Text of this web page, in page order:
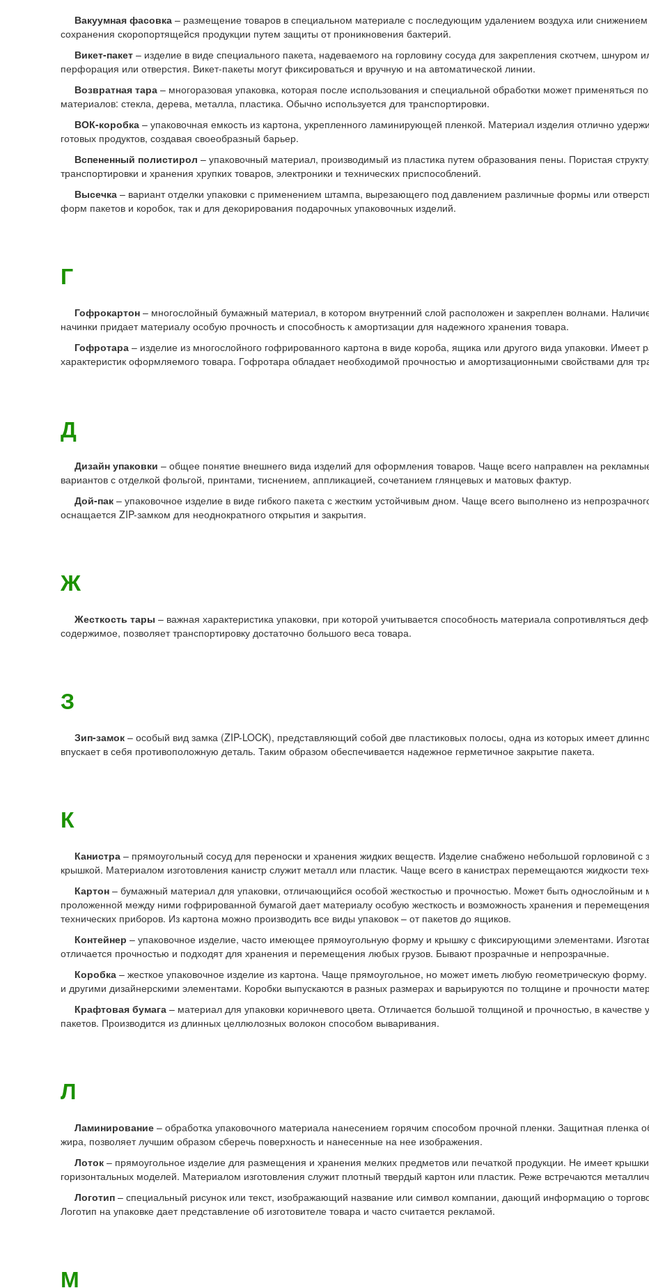
Вакуумная фасовка – размещение товаров в специальном материале с последующим удалением воздуха или
сохранения скоропортящейся продукции путем защиты от проникновения бактерий.
Викет-пакет – изделие в виде специального пакета, надеваемого на горловину сосуда для закрепления скотчем, шнуром
перфорация или отверстия. Викет-пакеты могут фиксироваться и вручную и на автоматической линии.
Возвратная тара – многоразовая упаковка, которая после использования и специальной обработки может применяться
материалов: стекла, дерева, металла, пластика. Обычно используется для транспортировки.
ВОК-коробка – упаковочная емкость из картона, укрепленного ламинирующей пленкой. Материал изделия отлично
готовых продуктов, создавая своеобразный барьер.
Вспененный полистирол – упаковочный материал, производимый из пластика путем образования пены. Пористая
транспортировки и хранения хрупких товаров, электроники и технических приспособлений.
Высечка – вариант отделки упаковки с применением штампа, вырезающего под давлением различные формы или
форм пакетов и коробок, так и для декорирования подарочных упаковочных изделий.
Г
Гофрокартон – многослойный бумажный материал, в котором внутренний слой расположен и закреплен волнами.
начинки придает материалу особую прочность и способность к амортизации для надежного хранения товара.
Гофротара – изделие из многослойного гофрированного картона в виде короба, ящика или другого вида упаковки. Имеет
характеристик оформляемого товара. Гофротара обладает необходимой прочностью и амортизационными свойствами для
Д
Дизайн упаковки – общее понятие внешнего вида изделий для оформления товаров. Чаще всего направлен на
вариантов с отделкой фольгой, принтами, тиснением, аппликацией, сочетанием глянцевых и матовых фактур.
Дой-пак – упаковочное изделие в виде гибкого пакета с жестким устойчивым дном. Чаще всего выполнено из
оснащается ZIP-замком для неоднократного открытия и закрытия.
Ж
Жесткость тары – важная характеристика упаковки, при которой учитывается способность материала сопротивляться
содержимое, позволяет транспортировку достаточно большого веса товара.
З
Зип-замок – особый вид замка (ZIP-LOCK), представляющий собой две пластиковых полосы, одна из которых имеет
впускает в себя противоположную деталь. Таким образом обеспечивается надежное герметичное закрытие пакета.
К
Канистра – прямоугольный сосуд для переноски и хранения жидких веществ. Изделие снабжено небольшой горловиной
крышкой. Материалом изготовления канистр служит металл или пластик. Чаще всего в канистрах перемещаются жидкости
Картон – бумажный материал для упаковки, отличающийся особой жесткостью и прочностью. Может быть однослойным и
проложенной между ними гофрированной бумагой дает материалу особую жесткость и возможность хранения и
технических приборов. Из картона можно производить все виды упаковок – от пакетов до ящиков.
Контейнер – упаковочное изделие, часто имеющее прямоугольную форму и крышку с фиксирующими элементами.
отличается прочностью и подходят для хранения и перемещения любых грузов. Бывают прозрачные и непрозрачные.
Коробка – жесткое упаковочное изделие из картона. Чаще прямоугольное, но может иметь любую геометрическую
и другими дизайнерскими элементами. Коробки выпускаются в разных размерах и варьируются по толщине и прочности
Крафтовая бумага – материал для упаковки коричневого цвета. Отличается большой толщиной и прочностью, в качестве
пакетов. Производится из длинных целлюлозных волокон способом вываривания.
Л
Ламинирование – обработка упаковочного материала нанесением горячим способом прочной пленки. Защитная пленка
жира, позволяет лучшим образом сберечь поверхность и нанесенные на нее изображения.
Лоток – прямоугольное изделие для размещения и хранения мелких предметов или печаткой продукции. Не имеет
горизонтальных моделей. Материалом изготовления служит плотный твердый картон или пластик. Реже встречаются
Логотип – специальный рисунок или текст, изображающий название или символ компании, дающий информацию о
Логотип на упаковке дает представление об изготовителе товара и часто считается рекламой.
М